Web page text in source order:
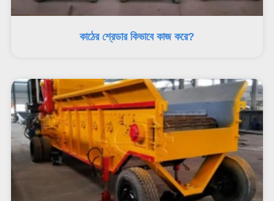
কাঠের শ্রেডার কিভাবে কাজ করে?